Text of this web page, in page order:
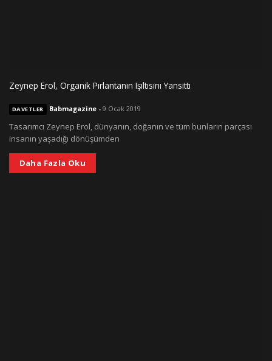
Zeynep Erol, Organik Pırlantanın Işıltısını Yansıttı
DAVETLER Babmagazine- 9 Ocak 2019
Tasarımcı Zeynep Erol, dünyanın, doğanın ve tüm bunların parçası
insanın yaşadığı dönüşümden
Daha Fazla Oku